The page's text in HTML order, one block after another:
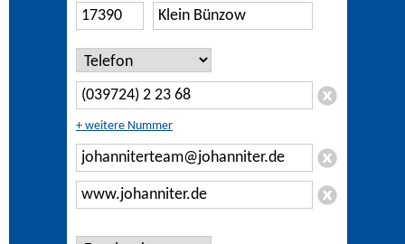
+ weitere Nummer